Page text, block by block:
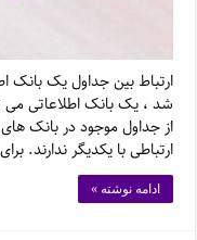
شد ، یک بانک اطلاعاتی
از جداول موجود در بانک های
ارتباطی با یکدیگر ندارند.
ادامه نوشته »